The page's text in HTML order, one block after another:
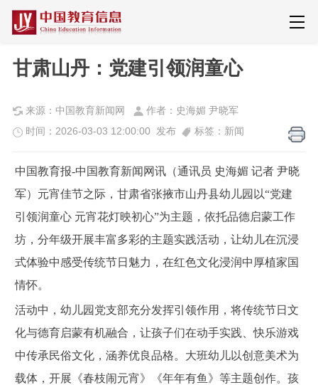
甘肃山丹：党建引领润童心
来源：中国教育新闻网
作者：史海媚 尹晓军
时间：2026-03-03 12:00:00 发布
标签：新闻
中国教育报-中国教育新闻网讯（通讯员 史海媚 记者 尹晓
军） 元宵佳节之际，甘肃省张掖市山丹县幼儿园以“党建
引领润童心 元宵花灯映初心”为主题，依托品德启蒙工作
坊，分年级开展丰富多彩的主题实践活动，让幼儿在沉浸
式体验中感受传统节日魅力，在红色文化浸润中厚植家国
情怀。
活动中，幼儿园党支部充分发挥引领作用，将传统节日文
化与德育启蒙有机融合，让孩子们在动手实践、快乐游戏
中传承民俗文化，涵养优良品格。大班幼儿以创意美术为
载体，开展《春枝闹元宵》《年年有鱼》等主题创作。孩